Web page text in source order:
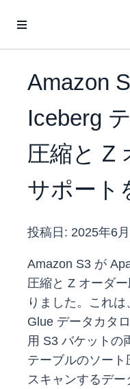
Amazon
Iceberg
圧縮と Z
サポート
投稿日: 2025年6
Amazon S3 が
圧縮と Z オーダ
りました。これ
Glue データカタ
用 S3 バケットの
テーブルのソー
スキャンするデー